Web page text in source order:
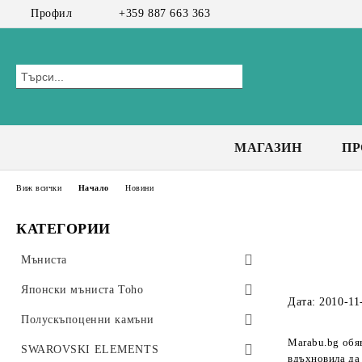
Профил +359 887 663 363
МАГАЗИН
КАТЕГОРИИ
Мъниста
Preciosa мъниста
Bicone 3 мм
Bicone 4 мм
Чешки мъниста
CzechMates Tiles
Стъклени мъниста
Японски мъниста Toho
Toho Тръбички 9мм, #3
Toho Тръбички Усукани 9мм, #3
Полускъпоценни камъни
Клас А+
SWAROVSKI ELEMENTS
Виж всички Начало Новини
Дата: 2010-
Marabu.bg
вдъхновила